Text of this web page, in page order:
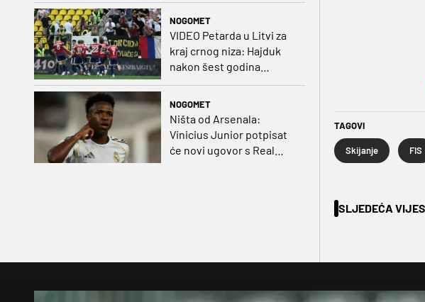
NOGOMET
VIDEO Petarda u Litvi za
kraj crnog niza: Hajduk
nakon šest godina
pobijedio na europskom
NOGOMET
Ništa od Arsenala:
Vinicius Junior potpisat
će novi ugovor s Real
TAGOVI
Skijanje FIS
SLJEDEĆA